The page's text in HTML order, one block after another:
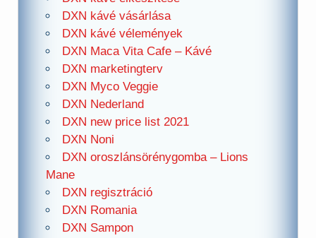
DXN kávé vásárlása
DXN kávé vélemények
DXN Maca Vita Cafe – Kávé
DXN marketingterv
DXN Myco Veggie
DXN Nederland
DXN new price list 2021
DXN Noni
DXN oroszlánsörénygomba – Lions
Mane
DXN regisztráció
DXN Romania
DXN Sampon